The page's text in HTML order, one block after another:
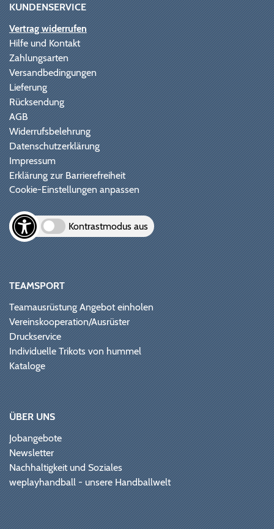
KUNDENSERVICE
Vertrag widerrufen
Hilfe und Kontakt
Zahlungsarten
Versandbedingungen
Lieferung
Rücksendung
AGB
Widerrufsbelehrung
Datenschutzerklärung
Impressum
Erklärung zur Barrierefreiheit
Cookie-Einstellungen anpassen
Kontrastmodus aus
TEAMSPORT
Teamausrüstung Angebot einholen
Vereinskooperation/Ausrüster
Druckservice
Individuelle Trikots von hummel
Kataloge
ÜBER UNS
Jobangebote
Newsletter
Nachhaltigkeit und Soziales
weplayhandball - unsere Handballwelt